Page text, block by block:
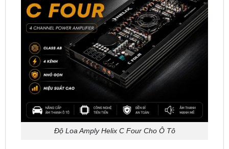
Độ Loa Amply Helix C Four Cho Ô Tô
Khám Phá Những Đặc Điểm Nổi Bật Làm Nên